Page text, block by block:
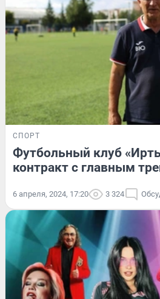
СПОРТ
Футбольный клуб
контракт с главным
6 апреля, 2024, 17:20 3 324